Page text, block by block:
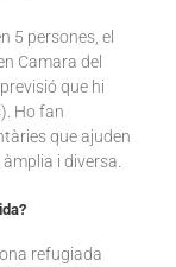
5 persones, el
Camara del
que hi
Ho fan
que ajuden
i diversa.
refugiada